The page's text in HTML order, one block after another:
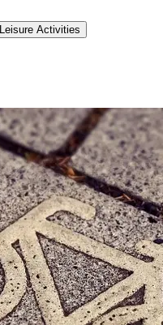
Leisure Activities